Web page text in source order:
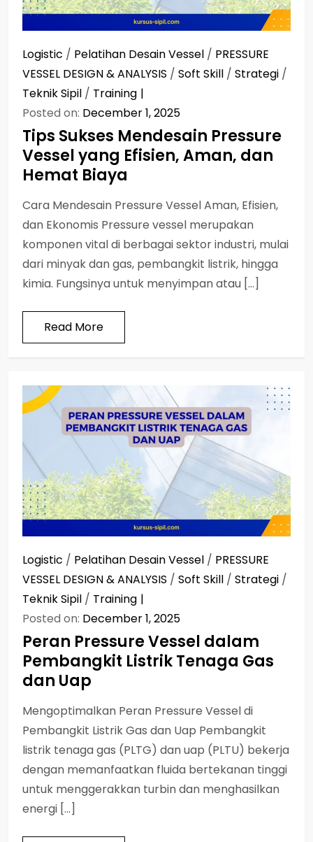
Logistic / Pelatihan Desain Vessel / PRESSURE
VESSEL DESIGN & ANALYSIS / Soft Skill / Strategi /
Teknik Sipil / Training
Posted on: December 1, 2025
Tips Sukses Mendesain Pressure
Vessel yang Efisien, Aman, dan
Hemat Biaya
Cara Mendesain Pressure Vessel Aman, Efisien,
dan Ekonomis Pressure vessel merupakan
komponen vital di berbagai sektor industri, mulai
dari minyak dan gas, pembangkit listrik, hingga
kimia. Fungsinya untuk menyimpan atau […]
Read More
Logistic / Pelatihan Desain Vessel / PRESSURE
VESSEL DESIGN & ANALYSIS / Soft Skill / Strategi /
Teknik Sipil / Training
Posted on: December 1, 2025
Peran Pressure Vessel dalam
Pembangkit Listrik Tenaga Gas
dan Uap
Mengoptimalkan Peran Pressure Vessel di
Pembangkit Listrik Gas dan Uap Pembangkit
listrik tenaga gas (PLTG) dan uap (PLTU) bekerja
dengan memanfaatkan fluida bertekanan tinggi
untuk menggerakkan turbin dan menghasilkan
energi […]